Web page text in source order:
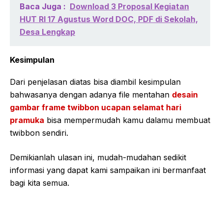
Baca Juga : Download 3 Proposal Kegiatan
HUT RI 17 Agustus Word DOC, PDF di Sekolah,
Desa Lengkap
Kesimpulan
Dari penjelasan diatas bisa diambil kesimpulan
bahwasanya dengan adanya file mentahan desain
gambar frame twibbon ucapan selamat hari
pramuka bisa mempermudah kamu dalamu membuat
twibbon sendiri.
Demikianlah ulasan ini, mudah-mudahan sedikit
informasi yang dapat kami sampaikan ini bermanfaat
bagi kita semua.